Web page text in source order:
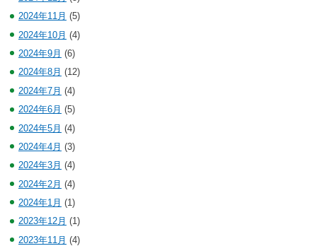
2024年11月 (5)
2024年10月 (4)
2024年9月 (6)
2024年8月 (12)
2024年7月 (4)
2024年6月 (5)
2024年5月 (4)
2024年4月 (3)
2024年3月 (4)
2024年2月 (4)
2024年1月 (1)
2023年12月 (1)
2023年11月 (4)